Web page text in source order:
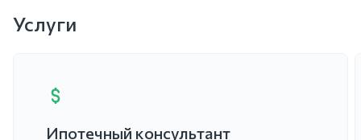
Услуги
Ипотечный консультант